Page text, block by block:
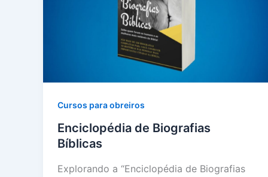
Cursos para obreiros
Enciclopédia de Biografias
Bíblicas
Explorando a “Enciclopédia de Biografias